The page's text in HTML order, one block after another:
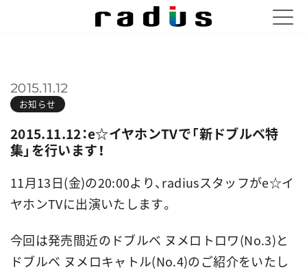
お知らせ
2015.11.12
2015.11.12：e☆イヤホンTVで「新ドブルベ特
集」を行います！
11月13日(金)の20:00より、radiusスタッフがe☆イ
ヤホンTVに出演いたします。
今回は発売間近のドブルベ ヌメロトロワ(No.3)と
ドブルベ ヌメロキャトル(No.4)のご紹介をいたし